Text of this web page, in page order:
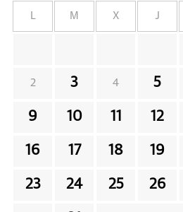
L M X J
2 3 4 5
9 10 11 12
16 17 18 19
23 24 25 26